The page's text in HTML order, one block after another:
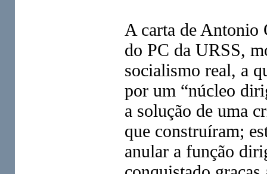
A carta de Antonio
do PC da URSS,
socialismo real, a
por um “núcleo
a solução de uma
que construíram;
anular a função